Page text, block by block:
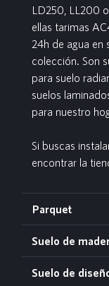
LD250, LL200
ellas tarimas
24h de agua en
colección. Son
para suelo
suelos
para nuestro
Si buscas
encontrar la
Parquet
Suelo de
Suelo de